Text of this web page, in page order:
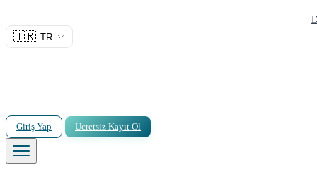
🇹🇷 TR
Giriş Yap Ücretsiz Kayıt Ol